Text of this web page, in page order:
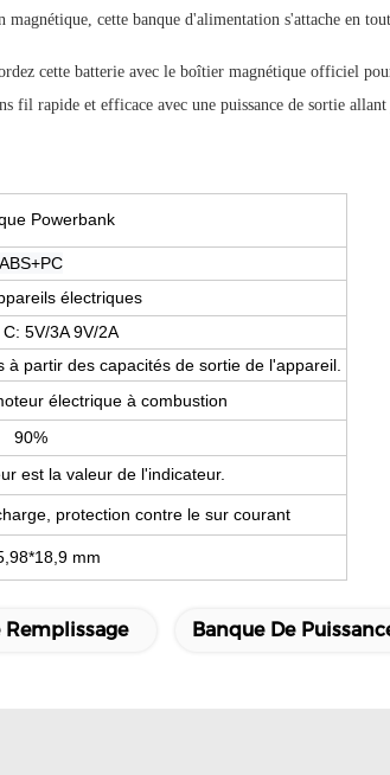
magnétique, cette banque d'alimentation s'attache en
cette batterie avec le boîtier magnétique officiel
fil rapide et efficace avec une puissance de sortie
Powerbank
ABS+PC
électriques
5V/3A 9V/2A
partir des capacités de sortie de l'appareil.
électrique à combustion
90%
est la valeur de l'indicateur.
protection contre le sur courant
mm
Remplissage Banque De